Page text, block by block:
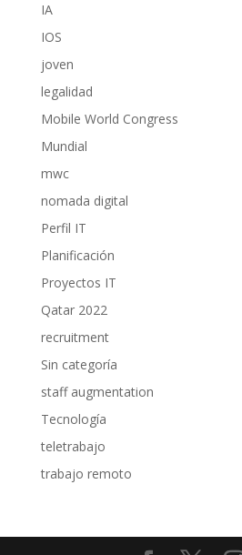
IA
IOS
joven
legalidad
Mobile World Congress
Mundial
mwc
nomada digital
Perfil IT
Planificación
Proyectos IT
Qatar 2022
recruitment
Sin categoría
staff augmentation
Tecnología
teletrabajo
trabajo remoto